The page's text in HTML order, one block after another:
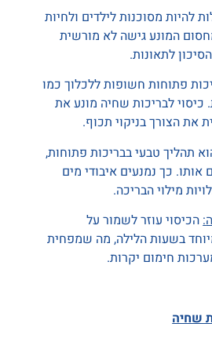
להיות מסוכנות לילדים ולחיות
המונע גישה לא מורשית
לתאונות.
פתוחות חשופות ללכלוך כמו
כיסוי לבריכות שחיה מונע את
את הצורך בניקוי תכוף.
תהליך טבעי בבריכות פתוחות,
כך נמנעים איבודי מים
מילוי הבריכה.
:הכיסוי עוזר לשמור על
בשעות הלילה, מה שמפחית
חימום יקרות.
שחיה